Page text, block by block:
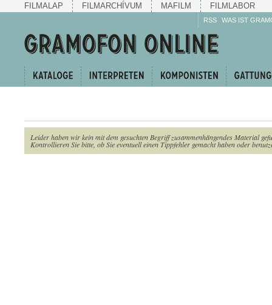
FILMALAP FILMARCHÍVUM MAFILM FILMLABOR
RSS WAS IST
Leider haben wir kein mit dem gesuchten Begriff zusammenhängendes Material
Kontrollieren Sie bitte, ob Sie eventuell einen Tippfehler gemacht haben oder